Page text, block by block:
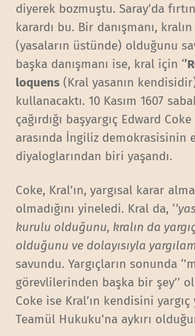
diyerek bozmuştu. Saray’da
karardı bu. Bir danışmanı, kralın
(yasaların üstünde) olduğunu
başka danışmanı ise, kral için ‘
loquens (Kral yasanın
kullanacaktı. 10 Kasım 1607
çağırdığı başyargıç Edward
arasında İngiliz demokrasisinin
diyaloglarından biri yaşandı.
Coke, Kral’ın, yargısal karar
olmadığını yineledi. Kral da, ‘
kurulu olduğunu, kralın da
olduğunu ve dolayısıyla
savundu. Yargıçların sonunda
görevlilerinden başka bir şey’’
Coke ise Kral’ın kendisini
Teamül Hukuku’na aykırı